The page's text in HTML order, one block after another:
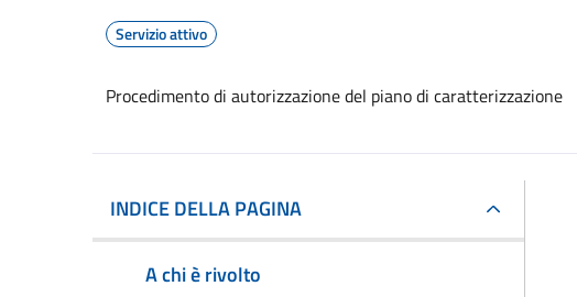
Servizio attivo
Procedimento di autorizzazione del piano di caratterizzazione
INDICE DELLA PAGINA
A chi è rivolto